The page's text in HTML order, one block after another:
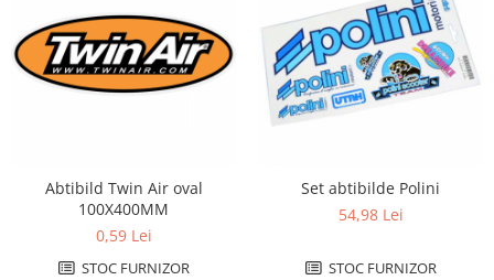
Abtibild Twin Air oval
100X400MM
0,59 Lei
STOC FURNIZOR
Set abtibilde Polini
54,98 Lei
STOC FURNIZOR